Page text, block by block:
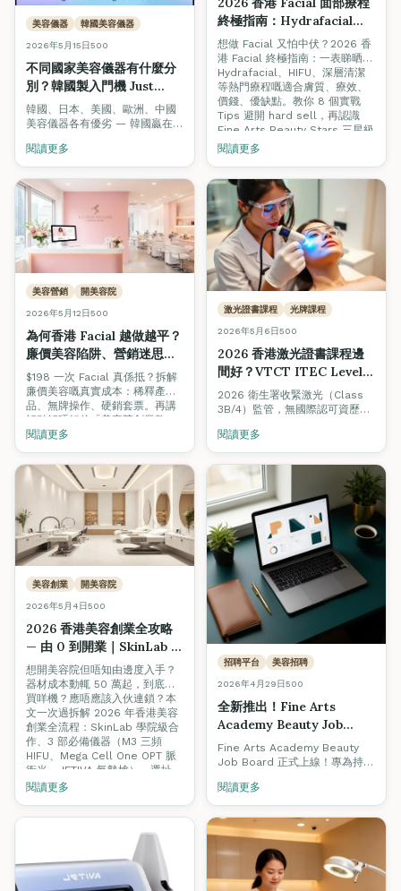
美容儀器 韓國美容儀器
2026年5月15日500
不同國家美容儀器有什麼分
別？韓國製入門機 Just
Medi M3 為什麼最適合香
港女生和小本美容院？
韓國、日本、美國、歐洲、中國
美容儀器各有優劣 — 韓國贏在
佳平衡。深入評測韓國製 Just
Medi M3 三合一入門機（雙頻聲
波 + HIFU + RF），點解最啱香
港女生同小本美容院。
閱讀更多
終極指南：Hydrafacial、
HIFU、深層清潔邊個適合
你？+ 避開 Hard Sell 美容
院實戰 Tips
想做 Facial 又怕中伏？2026 香
港 Facial 終極指南：一表睇晒
Hydrafacial、HIFU、深層清潔
等熱門療程嘅適合膚質、療效、
價錢、優缺點。教你 8 個實戰
Tips 避開 hard sell，再認識
Fine Arts Beauty Stars 三星級
美容院認證制度，揀店唔再靠彩
數。
閱讀更多
美容營銷 開美容院
2026年5月12日500
為何香港 Facial 越做越平？
廉價美容陷阱、營銷迷思與
如何選擇值得信任的美容院
（2026 完整指南）
$198 一次 Facial 真係抵？拆解
廉價美容嘅真實成本：稀釋產
品、無牌操作、硬銷套票。再講
解點解唔好信「美容院創業教
練」（利益衝突太明顯），以及
零franchise的官方指南 — Fine
Arts Beauty Stars。
閱讀更多
激光證書課程 光牌課程
2026年5月6日500
2026 香港激光證書課程邊
間好？VTCT ITEC Level 4
光牌完全攻略 + Mega Cell
One 實機教學
2026 衛生署收緊激光（Class
3B/4）監管，無國際認可資歷的
清香港激光證書課程邊間好、
VTCT ITEC Level 4 點解係黃金
標準、$9999 限時優惠、加埋
Mega Cell One 真機實操（OPT
平頂脈衝、7 種濾光片、藍寶石
-3°C 冰點冷凍）— 由零基礎到
考牌、入行、開店一文搞掂。
閱讀更多
美容創業 開美容院
2026年5月4日500
2026 香港美容創業全攻略
— 由 0 到開業｜SkinLab 器
材合作、3 部必備機、選址
（附 5 月 18 日 Open Day
報名）
想開美容院但唔知由邊度入手？
器材成本動輒 50 萬起，到底要
買咩機？應唔應該入伙連鎖？本
文一次過拆解 2026 年香港美容
創業全流程：SkinLab 學院級合
作、3 部必備儀器（M3 三頻
HIFU、Mega Cell One OPT 脈
衝光、JETIVA 氣墊槍）、選址、
客源建立。5/18 Open Day 報名
閱讀更多
招聘平台 美容招聘
2026年4月29日500
全新推出！Fine Arts
Academy Beauty Job
Board 正式上線 — 2026 香
港美容招聘指南 + 求職必備
資格全攻略
Fine Arts Academy Beauty
Job Board 正式上線！專為持有
優質僱主而設。本文同步附上
2026 香港美容招聘熱門關鍵
字、入職資格、薪酬範圍與職涯
升級全攻略。
閱讀更多